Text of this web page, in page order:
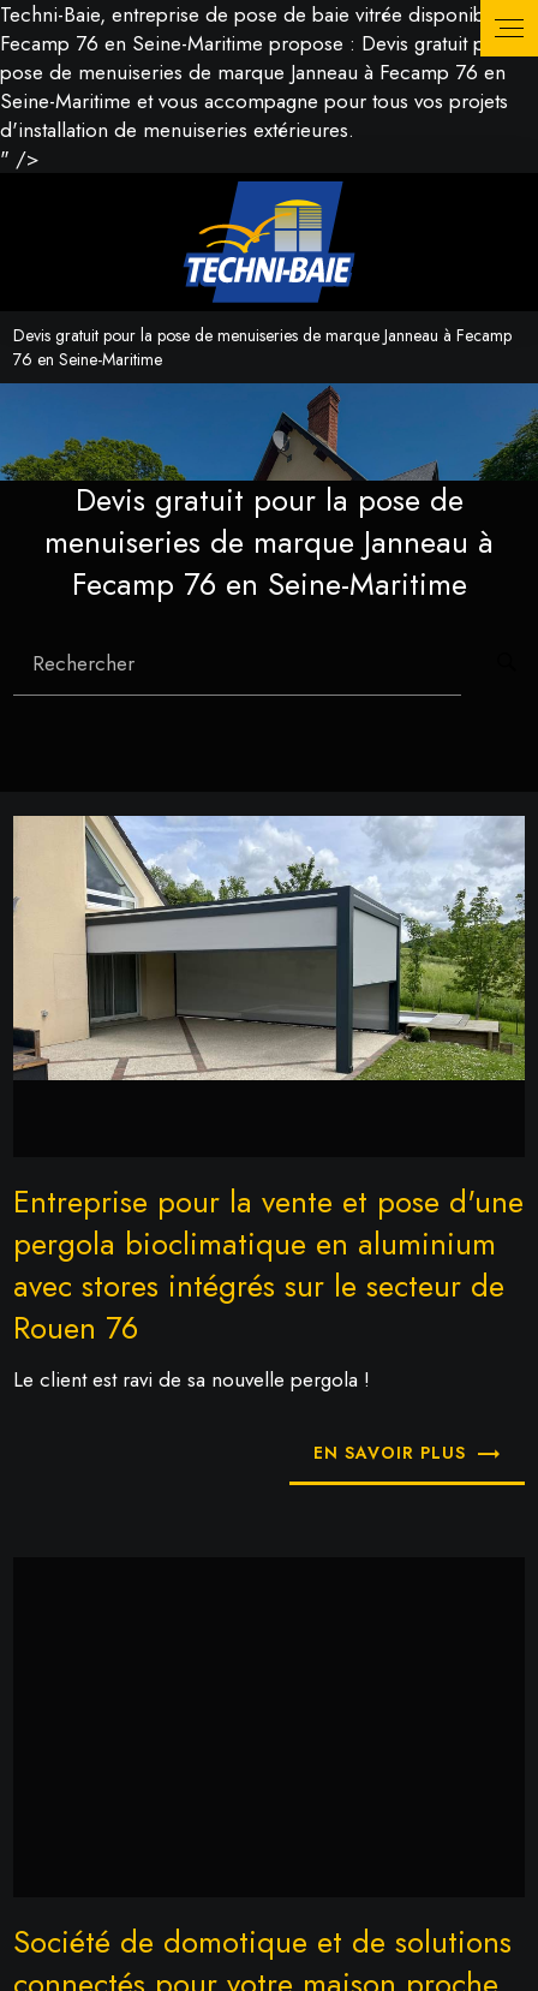
Techni-Baie, entreprise de pose de baie vitrée disponible à
Fecamp 76 en Seine-Maritime propose : Devis gratuit pour la
pose de menuiseries de marque Janneau à Fecamp 76 en
Seine-Maritime et vous accompagne pour tous vos projets
d'installation de menuiseries extérieures.
" />
Devis gratuit pour la pose de menuiseries de marque Janneau à Fecamp
76 en Seine-Maritime
Devis gratuit pour la pose de
menuiseries de marque Janneau à
Fecamp 76 en Seine-Maritime
Rechercher
Entreprise pour la vente et pose d'une
pergola bioclimatique en aluminium
avec stores intégrés sur le secteur de
Rouen 76
Le client est ravi de sa nouvelle pergola !
EN SAVOIR PLUS
Société de domotique et de solutions